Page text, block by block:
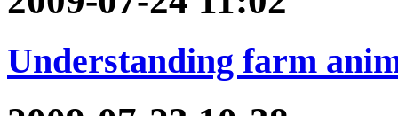
Understanding farm